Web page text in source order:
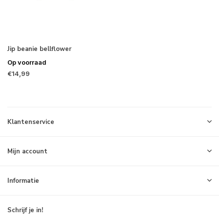
Jip beanie bellflower
Op voorraad
€14,99
Klantenservice
Mijn account
Informatie
Schrijf je in!